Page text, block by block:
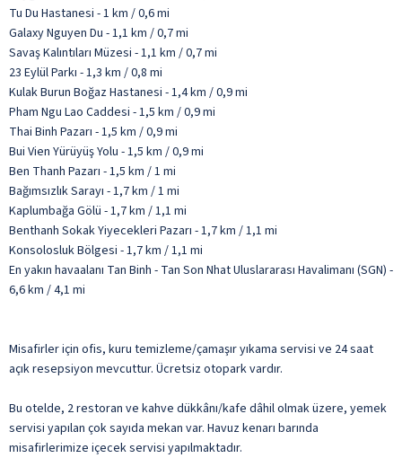
Tu Du Hastanesi - 1 km / 0,6 mi
Galaxy Nguyen Du - 1,1 km / 0,7 mi
Savaş Kalıntıları Müzesi - 1,1 km / 0,7 mi
23 Eylül Parkı - 1,3 km / 0,8 mi
Kulak Burun Boğaz Hastanesi - 1,4 km / 0,9 mi
Pham Ngu Lao Caddesi - 1,5 km / 0,9 mi
Thai Binh Pazarı - 1,5 km / 0,9 mi
Bui Vien Yürüyüş Yolu - 1,5 km / 0,9 mi
Ben Thanh Pazarı - 1,5 km / 1 mi
Bağımsızlık Sarayı - 1,7 km / 1 mi
Kaplumbağa Gölü - 1,7 km / 1,1 mi
Benthanh Sokak Yiyecekleri Pazarı - 1,7 km / 1,1 mi
Konsolosluk Bölgesi - 1,7 km / 1,1 mi
En yakın havaalanı Tan Binh - Tan Son Nhat Uluslararası Havalimanı (SGN) -
6,6 km / 4,1 mi
Misafirler için ofis, kuru temizleme/çamaşır yıkama servisi ve 24 saat
açık resepsiyon mevcuttur. Ücretsiz otopark vardır.
Bu otelde, 2 restoran ve kahve dükkânı/kafe dâhil olmak üzere, yemek
servisi yapılan çok sayıda mekan var. Havuz kenarı barında
misafirlerimize içecek servisi yapılmaktadır.